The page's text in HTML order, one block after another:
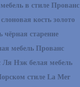
в стиле Прованс
кость золото
чёрная старение
мебель Прованс
Нэж белая мебель
стиле La Mer